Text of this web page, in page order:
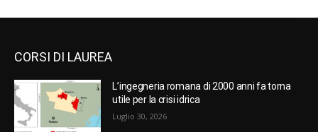
CORSI DI LAUREA
L’ingegneria romana di 2000 anni fa torna
utile per la crisi idrica
Luglio 30, 2026